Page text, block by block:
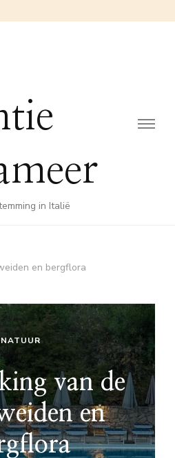
in Italië
en bergflora
NATUUR
van de
en